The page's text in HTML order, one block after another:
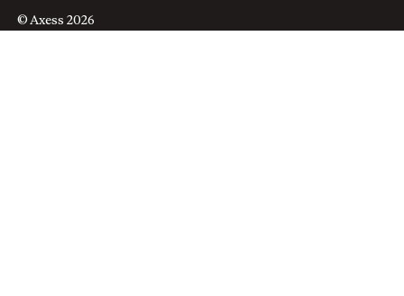
© Axess 2026